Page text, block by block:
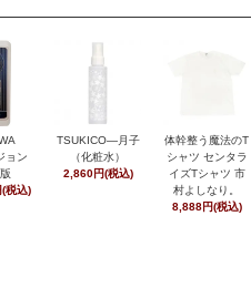
ョン
税込)
TSUKICO―月子
（化粧水）
2,860円(税込)
体幹整う魔法のT
シャツ センタラ
イズTシャツ 市
村よしなり。
8,888円(税込)